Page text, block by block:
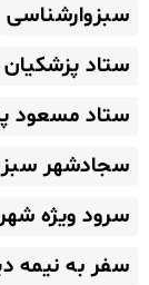
سبزوارشناسی
ستاد پزشکیان
ستاد مسعود
سجادشهر
سرود ویژه
سفر به نیمه